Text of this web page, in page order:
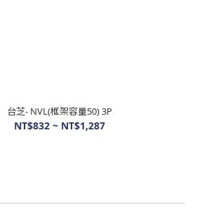
台芝- NVL(框架容量50) 3P
NT$832 ~ NT$1,287